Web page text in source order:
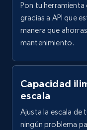
Pon tu
gracias a API que
manera que
mantenimiento.
Capacidad
escala
Ajusta la escala de
ningún problema